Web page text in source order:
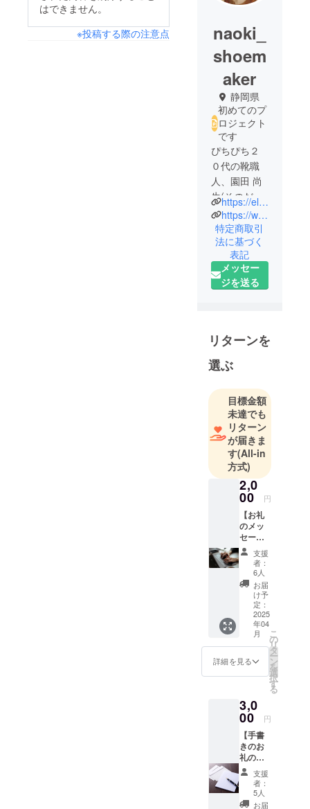
はできません。
※投稿する際の注意点
naoki_
shoem
aker
静岡県
初めてのプ
ロジェクト
です
ぴちぴち２
０代の靴職
人、園田 尚
生(そのだ な
おき)と申し
ます！
静岡生まれ
の静岡育ち
で、2022年
頃から革靴
2024年に修
理屋兼靴工
房として
Ellgon』を
オープンし
ました！
今はまだひ
よっこ同然
ですが、現
在進行形で
爆速成長中
2025年1月〜
クラウド
ファンティ
https://ellgonwork.com
https://www.instagram.com/naoki_shoemaker/
特定商取引
法に基づく
表記
メッセー
ジを送る
リターンを
選ぶ
目標金額
未達でも
リターン
が届きま
す(All-in
方式)
2,0
00 円
【お礼
のメッ
セー
ジ】
（メー
ル） と
てつも
ない感
謝の気
持ちを
込め
て、と
てつも
ないお
礼の
メッ
を園田
からお
送りい
たしま
す。 返
信用に
お名前
(ニック
ネーム
可)と
支援
者：
6人
お届
け予
定：
2025
年04
月
詳細を見る
こ
の
リ
タ
ー
ン
を
選
択
す
る
3,0
00 円
【手書
きのお
礼の
メッ
セー
ジ】 と
てつも
支援
者：
5人
お届